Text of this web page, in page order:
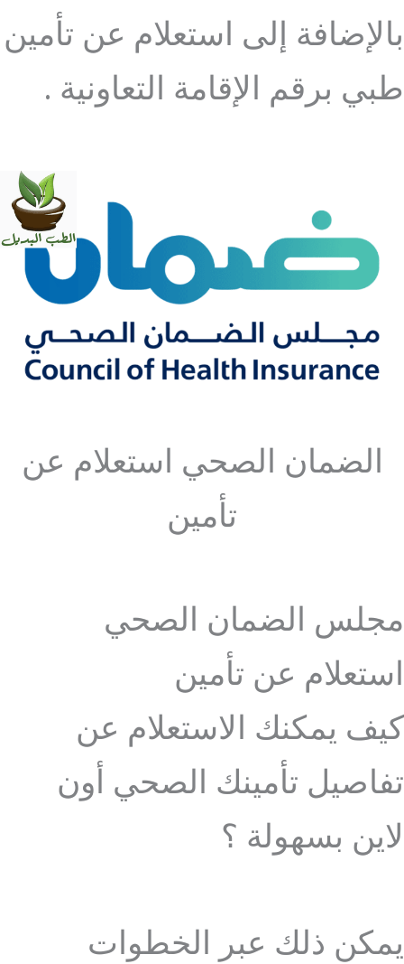
بالإضافة إلى استعلام عن تأمين
طبي برقم الإقامة التعاونية .
الضمان الصحي استعلام عن
تأمين
مجلس الضمان الصحي
استعلام عن تأمين
كيف يمكنك الاستعلام عن
تفاصيل تأمينك الصحي أون
لاين بسهولة ؟
يمكن ذلك عبر الخطوات